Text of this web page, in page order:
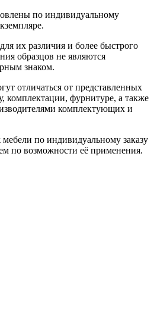
по индивидуальному
их различия и более быстрого
образцов не являются
знаком.
отличаться от представленных
комплектации, фурнитуре, а также
комплектующих и
по индивидуальному заказу
по возможности её применения.